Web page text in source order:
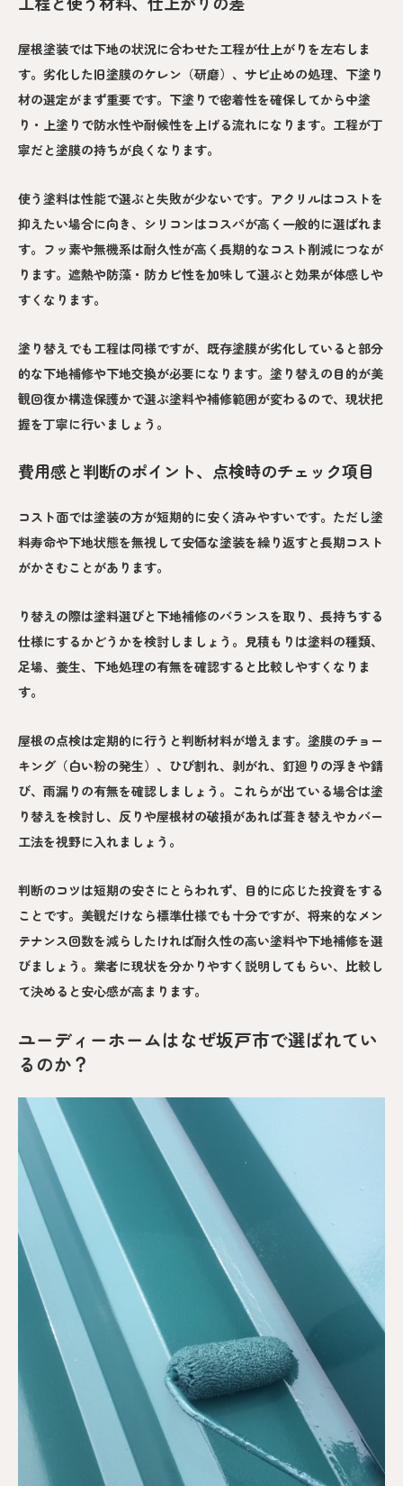
屋根塗装では下地の状況に合わせた工程が仕上がりを左右しま
す。劣化した旧塗膜のケレン（研磨）、サビ止めの処理、下塗り
材の選定がまず重要です。下塗りで密着性を確保してから中塗
り・上塗りで防水性や耐候性を上げる流れになります。工程が丁
寧だと塗膜の持ちが良くなります。
使う塗料は性能で選ぶと失敗が少ないです。アクリルはコストを
抑えたい場合に向き、シリコンはコスパが高く一般的に選ばれま
す。フッ素や無機系は耐久性が高く長期的なコスト削減につなが
ります。遮熱や防藻・防カビ性を加味して選ぶと効果が体感しや
すくなります。
塗り替えでも工程は同様ですが、既存塗膜が劣化していると部分
的な下地補修や下地交換が必要になります。塗り替えの目的が美
観回復か構造保護かで選ぶ塗料や補修範囲が変わるので、現状把
握を丁寧に行いましょう。
費用感と判断のポイント、点検時のチェック項目
コスト面では塗装の方が短期的に安く済みやすいです。ただし塗
料寿命や下地状態を無視して安価な塗装を繰り返すと長期コスト
がかさむことがあります。
り替えの際は塗料選びと下地補修のバランスを取り、長持ちする
仕様にするかどうかを検討しましょう。見積もりは塗料の種類、
足場、養生、下地処理の有無を確認すると比較しやすくなりま
す。
屋根の点検は定期的に行うと判断材料が増えます。塗膜のチョー
キング（白い粉の発生）、ひび割れ、剥がれ、釘廻りの浮きや錆
び、雨漏りの有無を確認しましょう。これらが出ている場合は塗
り替えを検討し、反りや屋根材の破損があれば葺き替えやカバー
工法を視野に入れましょう。
判断のコツは短期の安さにとらわれず、目的に応じた投資をする
ことです。美観だけなら標準仕様でも十分ですが、将来的なメン
テナンス回数を減らしたければ耐久性の高い塗料や下地補修を選
びましょう。業者に現状を分かりやすく説明してもらい、比較し
て決めると安心感が高まります。
ユーディーホームはなぜ坂戸市で選ばれてい
るのか？